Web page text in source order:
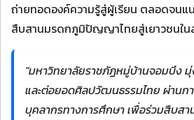
ถ่ายทอดองค์ความรู้สู่ผู้เรียน ตลอดจนแ
สืบสานมรดกภูมิปัญญาไทยสู่เยาวชนใน
"มหาวิทยาลัยราชภัฏหมู่บ้านจอมบึง
และต่อยอดศิลปวัฒนธรรมไทย ผ่าน
บุคลากรทางการศึกษา เพื่อร่วมสืบสา